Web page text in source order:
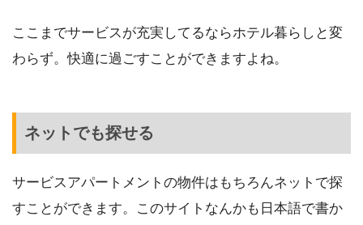
ここまでサービスが充実してるならホテル暮らしと変
わらず。快適に過ごすことができますよね。
ネットでも探せる
サービスアパートメントの物件はもちろんネットで探
すことができます。このサイトなんかも日本語で書か